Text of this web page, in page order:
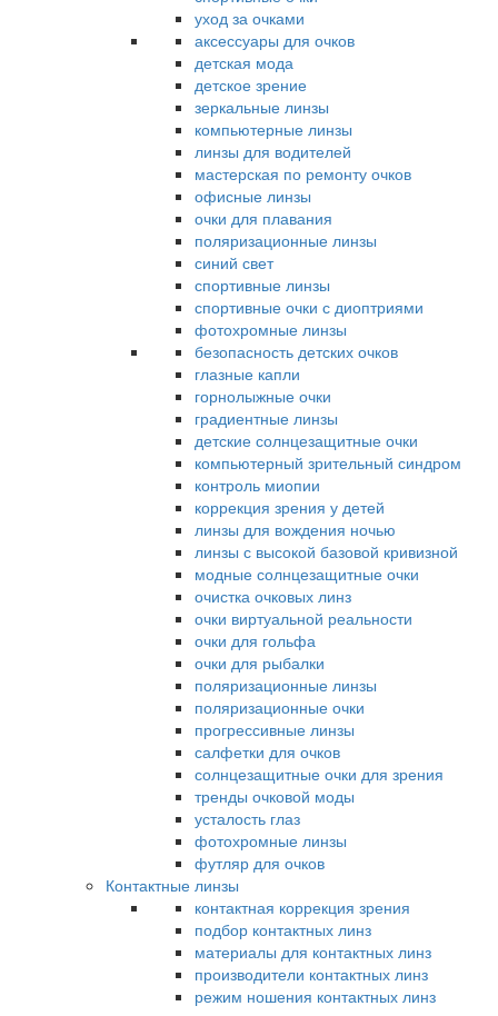
уход за очками
аксессуары для очков
детская мода
детское зрение
зеркальные линзы
компьютерные линзы
линзы для водителей
мастерская по ремонту очков
офисные линзы
очки для плавания
поляризационные линзы
синий свет
спортивные линзы
спортивные очки с диоптриями
фотохромные линзы
безопасность детских очков
глазные капли
горнолыжные очки
градиентные линзы
детские солнцезащитные очки
компьютерный зрительный синдром
контроль миопии
коррекция зрения у детей
линзы для вождения ночью
линзы с высокой базовой кривизной
модные солнцезащитные очки
очистка очковых линз
очки виртуальной реальности
очки для гольфа
очки для рыбалки
поляризационные линзы
поляризационные очки
прогрессивные линзы
салфетки для очков
солнцезащитные очки для зрения
тренды очковой моды
усталость глаз
фотохромные линзы
футляр для очков
Контактные линзы
контактная коррекция зрения
подбор контактных линз
материалы для контактных линз
производители контактных линз
режим ношения контактных линз